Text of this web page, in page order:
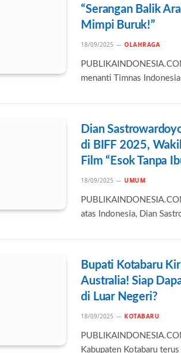
“Serangan Balik
Mimpi Buruk!”
18/09/2025 OLAHRAGA
menanti Timnas
Dian
di BIFF 2025,
Film “Esok Tanpa
18/09/2025 UMUM
atas Indonesia, Dian
Bupati Kotabaru
Australia! Siap
di Luar Negeri?
18/09/2025 KOTABARU
Kabupaten Kotabaru